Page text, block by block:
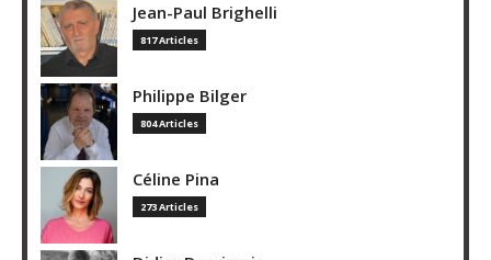
Jean-Paul Brighelli
817 Articles
Philippe Bilger
804 Articles
Céline Pina
273 Articles